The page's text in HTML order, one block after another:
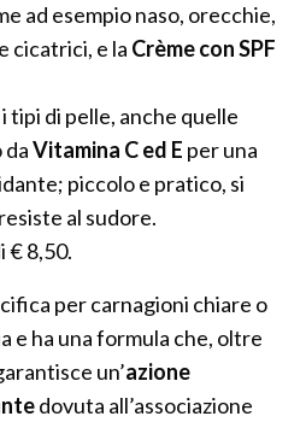
ad esempio naso, orecchie,
cicatrici, e la Crème con SPF
tipi di pelle, anche quelle
daVitamina C ed E per una
piccolo e pratico, si
al sudore.
€ 8,50.
per carnagioni chiare o
e ha una formula che, oltre
un’azione
dovuta all’associazione